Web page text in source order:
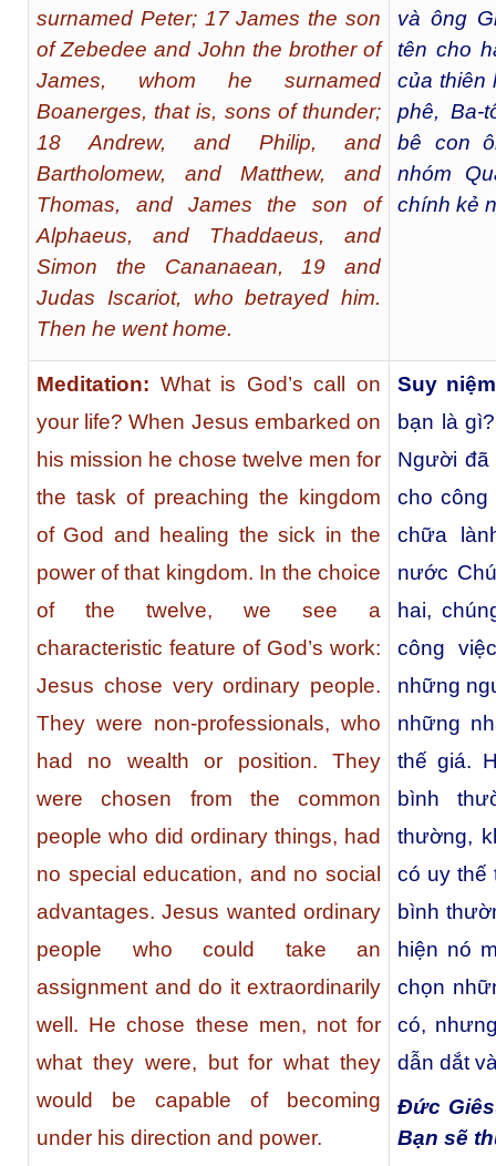
surnamed Peter; 17 James the son
of Zebedee and John the brother of
James, whom he surnamed
Boanerges, that is, sons of thunder;
18 Andrew, and Philip, and
Bartholomew, and Matthew, and
Thomas, and James the son of
Alphaeus, and Thaddaeus, and
Simon the Cananaean, 19 and
Judas Iscariot, who betrayed him.
Then he went home.
và ông
tên cho
của thiên
phê, Ba-
bê con
nhóm
chính kẻ
Meditation: What is God’s call on
your life? When Jesus embarked on
his mission he chose twelve men for
the task of preaching the kingdom
of God and healing the sick in the
power of that kingdom. In the choice
of the twelve, we see a
characteristic feature of God’s work:
Jesus chose very ordinary people.
They were non-professionals, who
had no wealth or position. They
were chosen from the common
people who did ordinary things, had
no special education, and no social
advantages. Jesus wanted ordinary
people who could take an
assignment and do it extraordinarily
well. He chose these men, not for
what they were, but for what they
would be capable of becoming
under his direction and power.
Suy
bạn là
Người đã
cho công
chữa
nước
hai,
công
những
những
thế giá.
bình
thường,
có uy thế
bình
hiện nó
chọn
có,
dẫn dắt
Đức
Bạn sẽ